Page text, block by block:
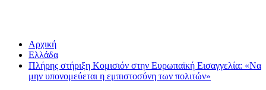
Αρχική
Ελλάδα
Πλήρης στήριξη Κομισιόν στην Ευρωπαϊκή Εισαγγελία: «Να
μην υπονομεύεται η εμπιστοσύνη των πολιτών»